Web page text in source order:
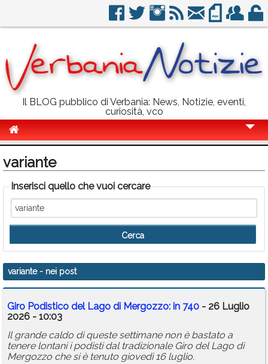
Il BLOG pubblico di Verbania: News, Notizie, eventi,
curiosità, vco
Politica
Sport
Eventi
Info Utili
Rubriche
Calendario
Annunci
variante
Inserisci quello che vuoi cercare
variante- nei post
Giro Podistico del Lago di Mergozzo: in 740 - 26 Luglio
2026 - 10:03
Il grande caldo di queste settimane non è bastato a
tenere lontani i podisti dal tradizionale Giro del Lago di
Mergozzo che si è tenuto giovedì 16 luglio.